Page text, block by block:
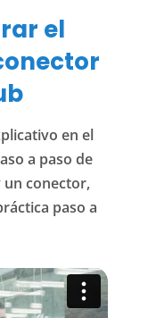
el
en el
a paso de
conector,
paso a